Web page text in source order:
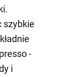
szybkie
-
i